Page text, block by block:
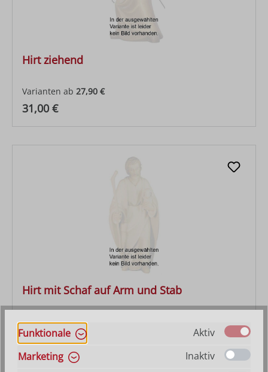
Hirt ziehend
Varianten ab 27,90 €
Regulärer Preis:
31,00 €
Hirt mit Schaf auf Arm und Stab
Varianten ab27,90 €
Regulärer Preis:
31,00 €
Funktionale
Aktiv
Marketing
Inaktiv